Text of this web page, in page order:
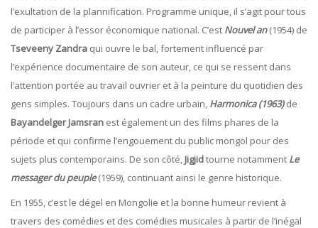
l’exultation de la plannification. Programme unique, il s’agit pour tous
de participer à l’essor économique national. C’est Nouvel an(1954) de
Tseveeny Zandra qui ouvre le bal, fortement influencé par
l’expérience documentaire de son auteur, ce qui se ressent dans
l’attention portée au travail ouvrier et à la peinture du quotidien des
gens simples. Toujours dans un cadre urbain, Harmonica (1963)de
Bayandelger Jamsran est également un des films phares de la
période et qui confirme l’engouement du public mongol pour des
sujets plus contemporains. De son côté, Jigjidtourne notamment Le
messager du peuple(1959), continuant ainsi le genre historique.
En 1955, c’est le dégel en Mongolie et la bonne humeur revient à
travers des comédies et des comédies musicales à partir de l’inégal